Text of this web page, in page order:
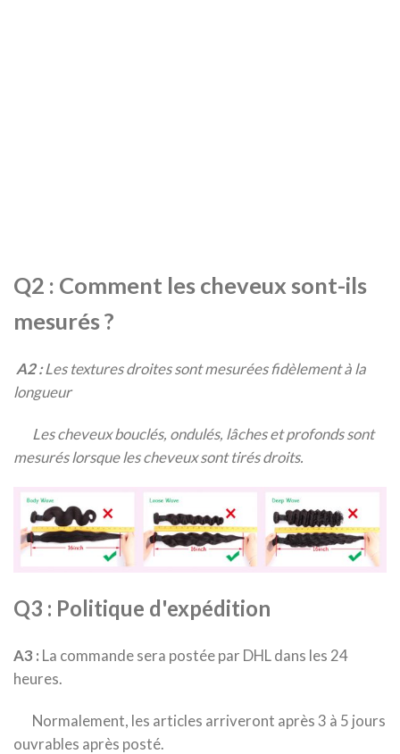
Q2 : Comment les cheveux sont-ils
mesurés ?
A2 :Les textures droites sont mesurées fidèlement à la
longueur
Les cheveux bouclés, ondulés, lâches et profonds sont
mesurés lorsque les cheveux sont tirés droits.
Q3 : Politique d'expédition
A3 : La commande sera postée par DHL dans les 24
heures.
Normalement, les articles arriveront après 3 à 5 jours
ouvrables après posté.